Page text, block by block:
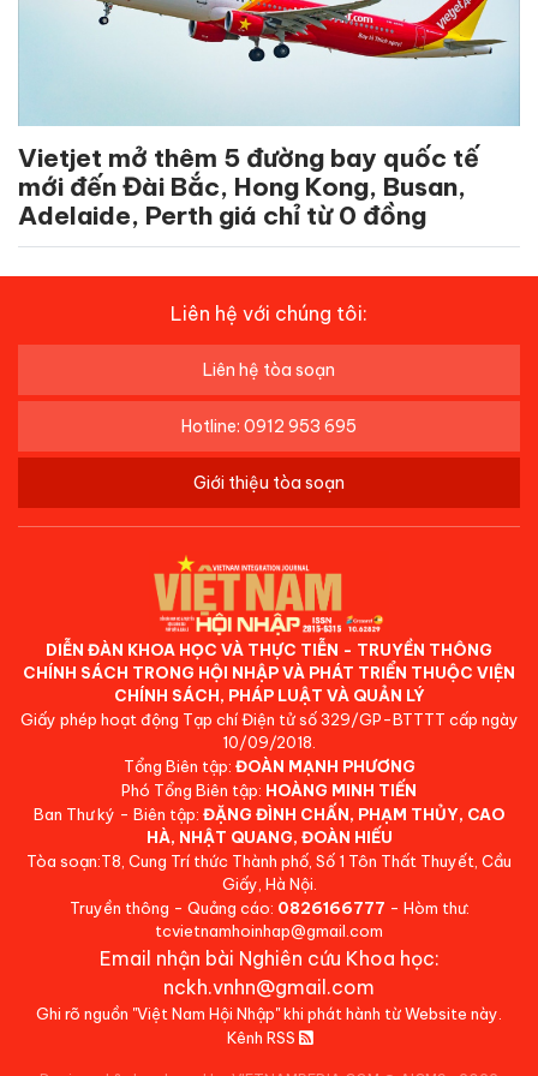
Vietjet mở thêm 5 đường bay quốc tế
mới đến Đài Bắc, Hong Kong, Busan,
Adelaide, Perth giá chỉ từ 0 đồng
Liên hệ với chúng tôi:
Liên hệ tòa soạn
Hotline: 0912 953 695
Giới thiệu tòa soạn
DIỄN ĐÀN KHOA HỌC VÀ THỰC TIỄN - TRUYỀN THÔNG
CHÍNH SÁCH TRONG HỘI NHẬP VÀ PHÁT TRIỂN THUỘC VIỆN
CHÍNH SÁCH, PHÁP LUẬT VÀ QUẢN LÝ
Giấy phép hoạt động Tạp chí Điện tử số 329/GP-BTTTT cấp ngày
10/09/2018.
Tổng Biên tập: ĐOÀN MẠNH PHƯƠNG
Phó Tổng Biên tập: HOÀNG MINH TIẾN
Ban Thư ký - Biên tập: ĐẶNG ĐÌNH CHẤN, PHẠM THỦY, CAO
HÀ, NHẬT QUANG, ĐOÀN HIẾU
Tòa soạn:T8, Cung Trí thức Thành phố, Số 1 Tôn Thất Thuyết, Cầu
Giấy, Hà Nội.
Truyền thông - Quảng cáo: 0826166777 - Hòm thư:
tcvietnamhoinhap@gmail.com
Email nhận bài Nghiên cứu Khoa học:
nckh.vnhn@gmail.com
Ghi rõ nguồn "Việt Nam Hội Nhập" khi phát hành từ Website này.
Kênh RSS